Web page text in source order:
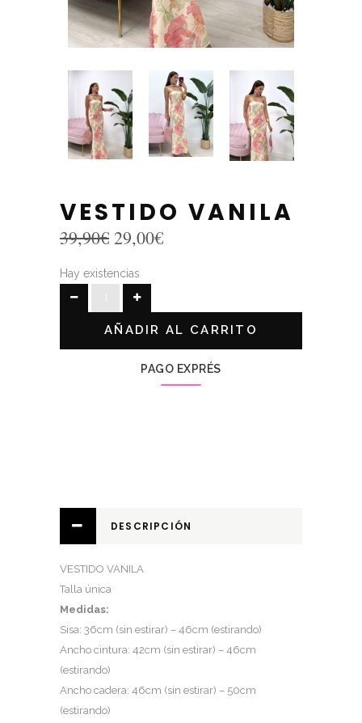
VESTIDO VANILA
39,90€ El
precio
original
era:
39,90€.
29,00€El
29,00€.
Hay existencias
VESTIDO
VANILA
AÑADIR AL CARRITO
PAGO EXPRÉS
DESCRIPCIÓN
VESTIDO VANILA
Talla única
Medidas:
Sisa: 36cm (sin estirar) – 46cm (estirando)
Ancho cintura: 42cm (sin estirar) – 46cm
(estirando)
Ancho cadera: 46cm (sin estirar) – 50cm
(estirando)